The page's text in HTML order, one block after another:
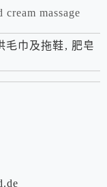
massage
毛巾及拖鞋, 肥皂